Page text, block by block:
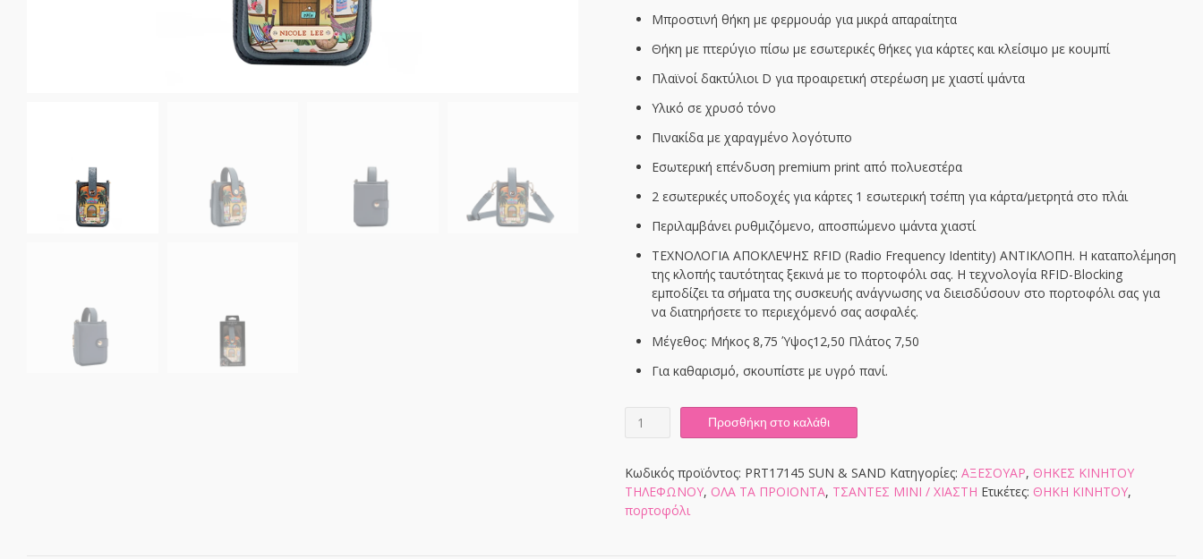
Μπροστινή θήκη με φερμουάρ για μικρά απαραίτητα
Θήκη με πτερύγιο πίσω με εσωτερικές θήκες για κάρτες και κλείσιμο με κουμπί
Πλαϊνοί δακτύλιοι D για προαιρετική στερέωση με χιαστί ιμάντα
Υλικό σε χρυσό τόνο
Πινακίδα με χαραγμένο λογότυπο
Εσωτερική επένδυση premium print από πολυεστέρα
2 εσωτερικές υποδοχές για κάρτες 1 εσωτερική τσέπη για κάρτα/μετρητά στο πλάι
Περιλαμβάνει ρυθμιζόμενο, αποσπώμενο ιμάντα χιαστί
ΤΕΧΝΟΛΟΓΙΑ ΑΠΟΚΛΕΨΗΣ RFID (Radio Frequency Identity) ΑΝΤΙΚΛΟΠΗ. Η καταπολέμηση
της κλοπής ταυτότητας ξεκινά με το πορτοφόλι σας. Η τεχνολογία RFID-Blocking
εμποδίζει τα σήματα της συσκευής ανάγνωσης να διεισδύσουν στο πορτοφόλι σας για
να διατηρήσετε το περιεχόμενό σας ασφαλές.
Μέγεθος: Mήκος 8,75 Ύψος12,50 Πλάτος 7,50
Για καθαρισμό, σκουπίστε με υγρό πανί.
PRT17145
SAND
ποσότητα
Προσθήκη στο καλάθι
Κωδικός προϊόντος: PRT17145 SUN & SAND Κατηγορίες: ΑΞΕΣΟΥΑΡ, ΘΗΚΕΣ KINHTOY
ΤΗΛΕΦΩΝΟΥ, ΟΛΑ ΤΑ ΠΡΟΙΟΝΤΑ, ΤΣΑΝΤΕΣ ΜΙΝΙ / ΧΙΑΣΤΗ Ετικέτες: ΘΗΚΗ ΚΙΝΗΤΟΥ,
πορτοφόλι